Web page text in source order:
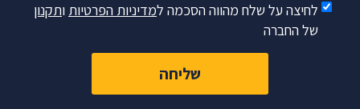
לחיצה על שלח מהווה הסכמה למדיניות הפרטיות ותקנון
של החברה
שליחה